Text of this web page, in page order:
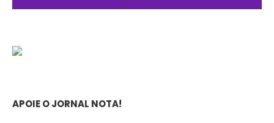
APOIE O JORNAL NOTA!